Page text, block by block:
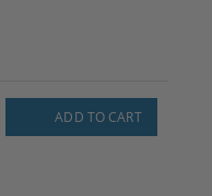
ADD TO CART